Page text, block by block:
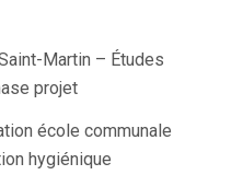
Martin – Études
projet
école communale
hygiénique